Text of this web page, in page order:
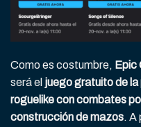
Como es costumbre, Epic
será el juego gratuito de la
roguelike con combates
construcción de mazos. A